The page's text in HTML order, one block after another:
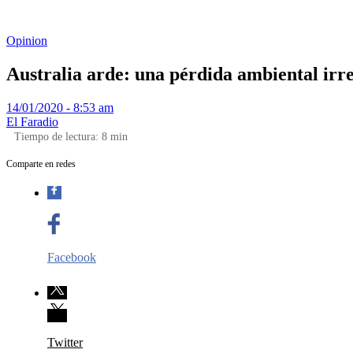
Opinion
Australia arde: una pérdida ambiental
14/01/2020 - 8:53 am
El Faradio
Tiempo de lectura: 8 min
Comparte en redes
Facebook
Twitter